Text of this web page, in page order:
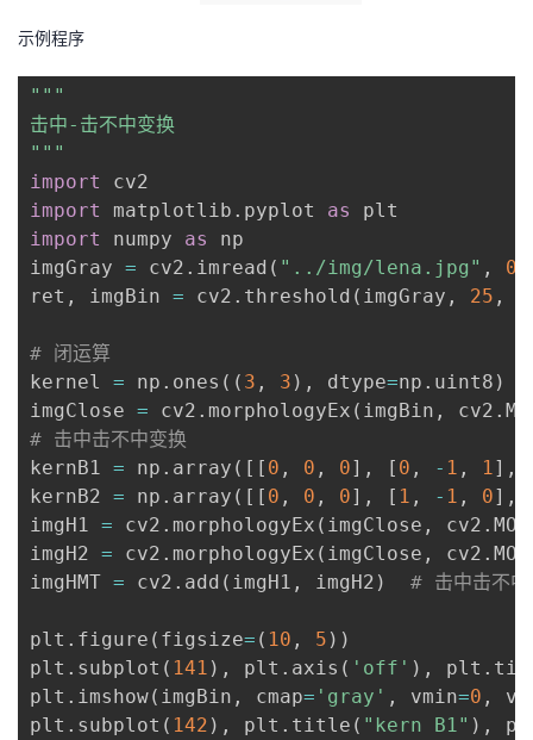
示例程序
"""
击中-击不中变换
"""
import
import
matplotlib . pyplot as
import
numpy as
np
imgGray = cv2 . imread ( "../img/lena.jpg" , 0
ret , imgBin = cv2 . threshold ( imgGray , 25 ,
# 闭运算
kernel = np . ones ( ( 3 , 3 ) , dtype=np . uint8 )
imgClose = cv2 . morphologyEx ( imgBin , cv2 .
# 击中击不中变换
kernB1 = np . array ( [ [ 0 , 0 , 0] , [ 0 , - 1 , 1 ] ,
kernB2 = np . array ( [ [ 0 , 0 , 0] , [ 1 , - 1 , 0] ,
imgH1 = cv2 . morphologyEx ( imgClose , cv2 .
imgH2 = cv2 . morphologyEx ( imgClose , cv2 .
imgHMT = cv2 . add ( imgH1 , imgH2 ) # 击中击不中
plt . figure ( figsize= ( 10 , 5 ) )
plt . subplot ( 141 ) , plt . axis ( 'off' ) , plt .
plt . imshow( imgBin , cmap= 'gray' , vmin=0 ,
plt . subplot ( 142 ) , plt . title ( "kern B1" ) ,